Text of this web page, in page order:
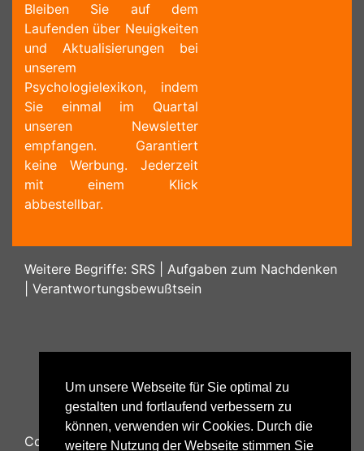
Um unsere Webseite für Sie optimal zu
gestalten und fortlaufend verbessern zu
können, verwenden wir Cookies. Durch die
weitere Nutzung der Webseite stimmen Sie
Bleiben Sie auf dem
Laufenden über Neuigkeiten
und Aktualisierungen bei
unserem
Psychologielexikon, indem
Sie einmal im Quartal
unseren Newsletter
empfangen. Garantiert
keine Werbung. Jederzeit
mit einem Klick
abbestellbar.
Weitere Begriffe: SRS
Aufgaben zum Nachdenken
Verantwortungsbewußtsein
Copyright © 2026Psychology48.com - All Rights